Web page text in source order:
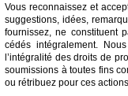
Vous reconnaissez et
suggestions, idées,
fournissez, ne constituent
cédés intégralement.
l’intégralité des droits de
soumissions à toutes fins
ou rétribuez pour ces